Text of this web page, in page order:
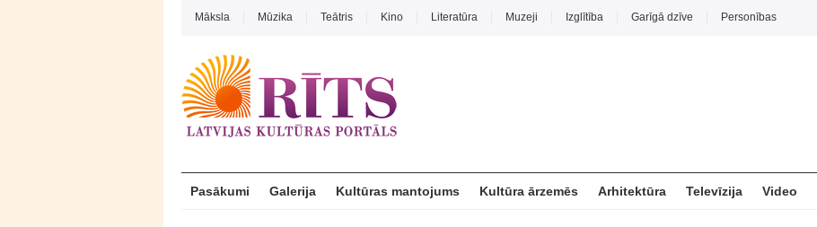
Māksla Mūzika Teātris Kino Literatūra Muzeji Izglītība Garīgā dzīve Personības
Pasākumi Galerija Kultūras mantojums Kultūra ārzemēs Arhitektūra Televīzija Video